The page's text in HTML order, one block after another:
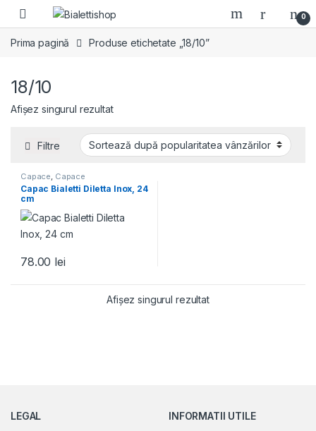
Skip to navigation
Skip to content
0
Prima pagină Produse etichetate „18/10”
18/10
Afișez singurul rezultat
Filtre
Capace Capace
Capac Bialetti Diletta Inox, 24
cm
78.00 lei
Afișez singurul rezultat
LEGAL
INFORMATII UTILE